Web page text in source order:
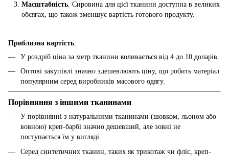
Масштабність. Сировина для цієї тканини доступна в великих
обсягах, що також зменшує вартість готового продукту.
Приблизна вартість:
У роздріб ціна за метр тканини коливається від 4 до 10 доларів.
Оптові закупівлі значно здешевлюють ціну, що робить матеріал
популярним серед виробників масового одягу.
Порівняння з іншими тканинами
У порівнянні з натуральними тканинами (шовком, льоном або
вовною) креп-барбі значно дешевший, але зовні не
поступається їм у вигляді.
Серед синтетичних тканин, таких як трикотаж чи фліс, креп-